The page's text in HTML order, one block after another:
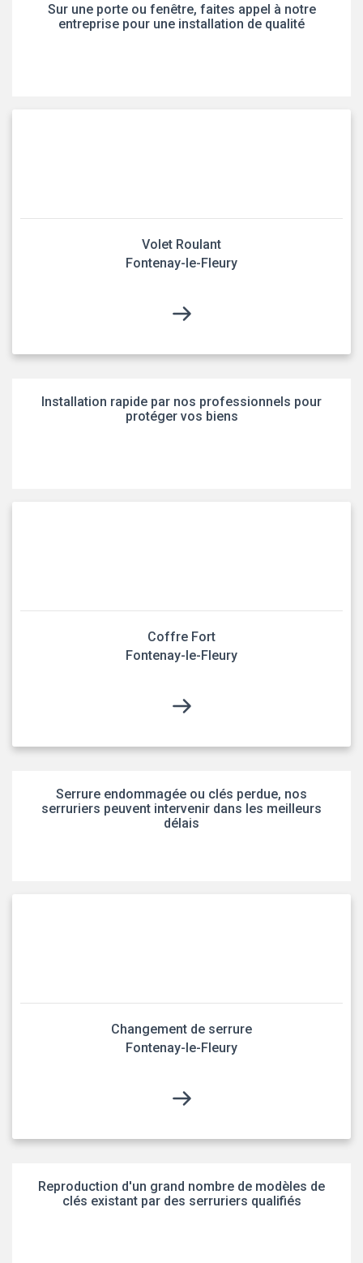
Sur une porte ou fenêtre, faites appel à notre
entreprise pour une installation de qualité
Volet Roulant
Fontenay-le-Fleury
Installation rapide par nos professionnels pour
protéger vos biens
Coffre Fort
Fontenay-le-Fleury
Serrure endommagée ou clés perdue, nos
serruriers peuvent intervenir dans les meilleurs
délais
Changement de serrure
Fontenay-le-Fleury
Reproduction d'un grand nombre de modèles de
clés existant par des serruriers qualifiés